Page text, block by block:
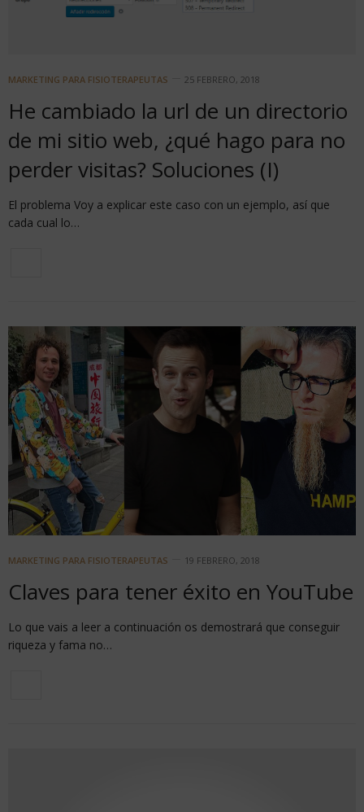
MARKETING PARA FISIOTERAPEUTAS 25 FEBRERO, 2018
He cambiado la url de un directorio
de mi sitio web, ¿qué hago para no
perder visitas? Soluciones (I)
El problema Voy a explicar este caso con un ejemplo, así que
cada cual lo…
MARKETING PARA FISIOTERAPEUTAS 19 FEBRERO, 2018
Claves para tener éxito en YouTube
Lo que vais a leer a continuación os demostrará que conseguir
riqueza y fama no…